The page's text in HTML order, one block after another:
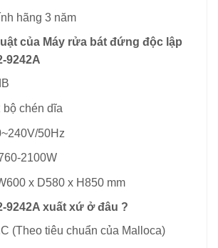
hãng 3 năm
của Máy rửa bát đứng độc lập
9242A
bộ chén dĩa
50Hz
2100W
x D580 x H850 mm
9242A xuất xứ ở đâu ?
(Theo tiêu chuẩn của Malloca)